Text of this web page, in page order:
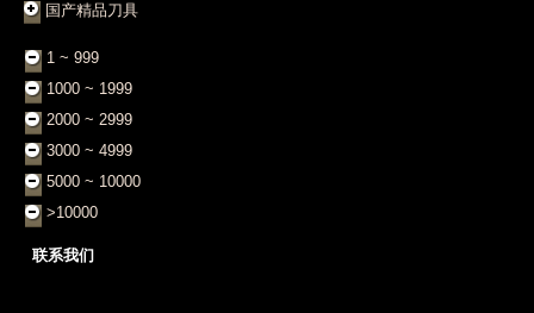
国产精品刀具
1 ~ 999
1000 ~ 1999
2000 ~ 2999
3000 ~ 4999
5000 ~ 10000
>10000
联系我们